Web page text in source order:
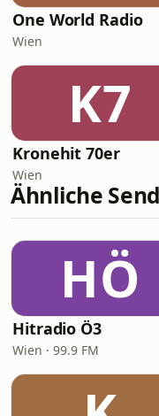
One World Radio
Wien
K7
Kronehit 70er
Wien
Ähnliche
HÖ
Hitradio Ö3
Wien · 99.9 FM